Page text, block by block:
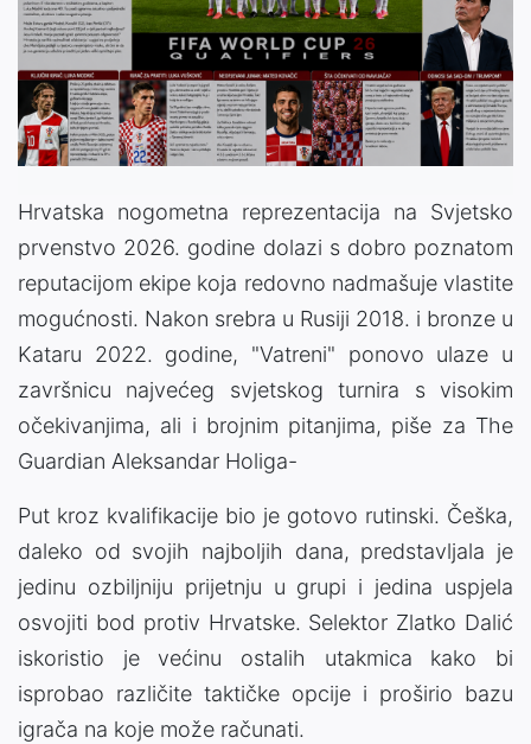
Hrvatska nogometna reprezentacija na Svjetsko
prvenstvo 2026. godine dolazi s dobro poznatom
reputacijom ekipe koja redovno nadmašuje vlastite
mogućnosti. Nakon srebra u Rusiji 2018. i bronze u
Kataru 2022. godine, "Vatreni" ponovo ulaze u
završnicu najvećeg svjetskog turnira s visokim
očekivanjima, ali i brojnim pitanjima, piše za The
Guardian Aleksandar Holiga-
Put kroz kvalifikacije bio je gotovo rutinski. Češka,
daleko od svojih najboljih dana, predstavljala je
jedinu ozbiljniju prijetnju u grupi i jedina uspjela
osvojiti bod protiv Hrvatske. Selektor Zlatko Dalić
iskoristio je većinu ostalih utakmica kako bi
isprobao različite taktičke opcije i proširio bazu
igrača na koje može računati.